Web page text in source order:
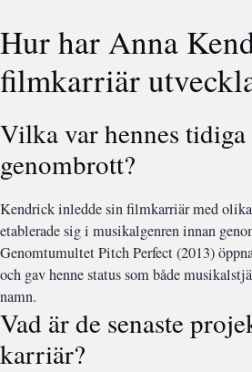
Hur har Anna
filmkarriär
Vilka var hennes
genombrott?
Kendrick inledde sin filmkarriär med
etablerade sig i musikalgenren innan
Genomtumultet Pitch Perfect (2013)
och gav henne status som både
namn.
Vad är de senaste
karriär?